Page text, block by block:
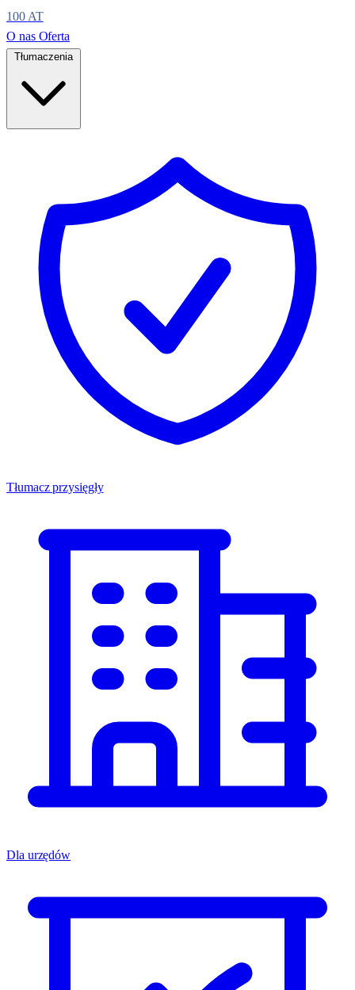
100 AT
O nas Oferta
Tłumaczenia
Tłumacz przysięgły
Dla urzędów